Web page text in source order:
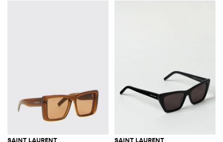
SAINT LAURENT SAINT LAURENT